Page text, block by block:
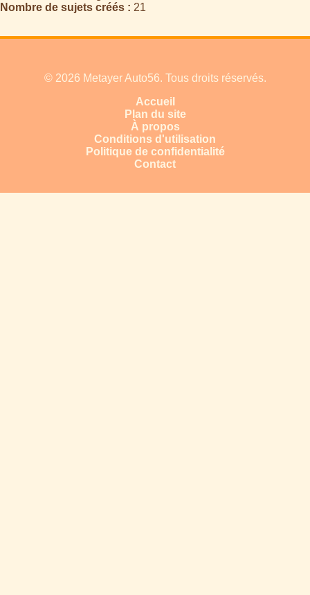
Nombre de sujets créés : 21
© 2026 Metayer Auto56. Tous droits réservés.
Accueil
Plan du site
À propos
Conditions d'utilisation
Politique de confidentialité
Contact